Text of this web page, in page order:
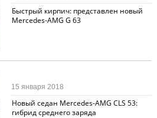
Быстрый кирпич: представлен новый
Mercedes-AMG G 63
Новый седан Mercedes-AMG CLS 53:
гибрид среднего заряда
15 января 2018